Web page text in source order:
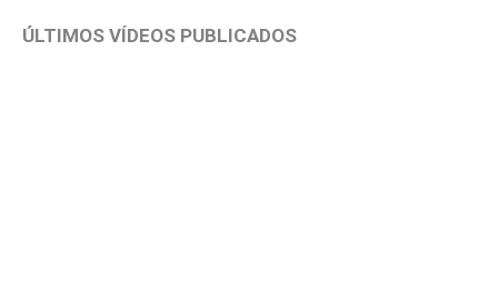
ÚLTIMOS VÍDEOS PUBLICADOS